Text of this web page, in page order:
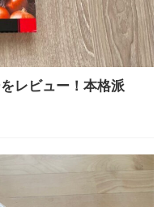
レビュー！本格派